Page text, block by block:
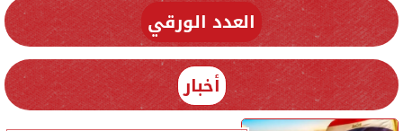
العدد الورقي
أخبار